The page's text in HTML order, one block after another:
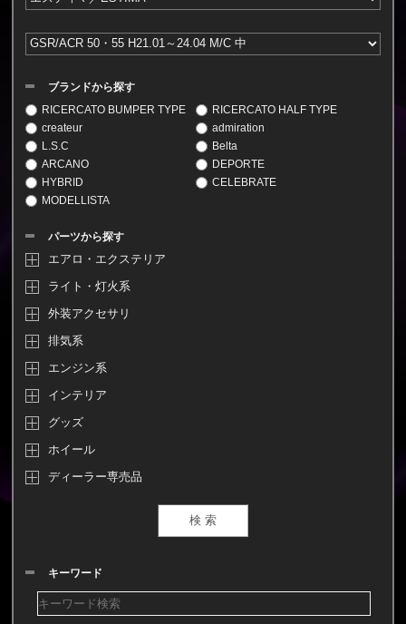
ブランドから探す
RICERCATO BUMPER TYPE
RICERCATO HALF TYPE
createur
admiration
L.S.C
Belta
ARCANO
DEPORTE
HYBRID
CELEBRATE
MODELLISTA
パーツから探す
エアロ・エクステリア
ライト・灯火系
外装アクセサリ
排気系
エンジン系
インテリア
グッズ
ホイール
ディーラー専売品
キーワード